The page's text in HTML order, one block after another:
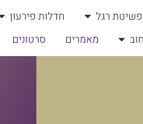
פשיטת רגל חדלות פירעון
מאמרים סרטונים